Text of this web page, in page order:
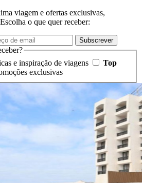
viagem e ofertas exclusivas,
o que quer receber:
Subscrever
e inspiração de viagens
Top
exclusivas